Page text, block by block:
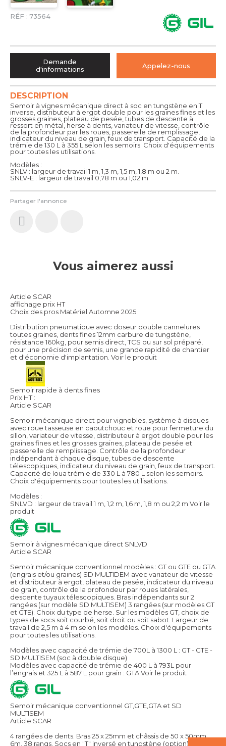
RÉF : 73564
Partager l'annonce
DESCRIPTION
Semoir à vignes mécanique direct à soc en tungstène en T
inverse, distributeur à ergot double pour les graines fines et les
grosses graines, plateau de pesée, tubes de descente à
ressort en métal, herse à dents, variateur de vitesse, contrôle
de la profondeur par les roues, passerelle de remplissage,
indicateur du niveau de grain, feux de transport. Capacité de la
trémie de 130 L à 355 L selon les semoirs. Choix d'équipements
pour toutes les utilisations.
Modèles :
SNLV : largeur de travail 1 m, 1,3 m, 1,5 m, 1,8 m ou 2 m.
SNLV-E : largeur de travail 0,78 m ou 1,02 m
Demande
d'informations
Appelez-nous
Vous aimerez aussi
Article SCAR
affichage prix HT
Choix des pros Matériel Automne 2025
Distribution pneumatique avec doseur double cannelures
toutes graines, dents fines 12mm carbure de tungstène,
résistance 160kg, pour semis direct, TCS ou sur sol préparé,
pour une précision de semis, une grande rapidité de chantier
et d'économie d'implantation. Voir le produit
Semoir rapide à dents fines
Prix HT :
Article SCAR
Semoir mécanique direct pour vignobles, système à disques
avec roue tasseuse en caoutchouc et roue pour fermeture du
sillon, variateur de vitesse, distributeur à ergot double pour les
graines fines et les grosses graines, plateau de pesée et
passerelle de remplissage. Contrôle de la profondeur
indépendant à chaque disque, tubes de descente
télescopiques, indicateur du niveau de grain, feux de transport.
Capacité de loua trémie de 330 L à 780 L selon les semoirs.
Choix d'équipements pour toutes les utilisations.
Modèles :
SNLVD : largeur de travail 1 m, 1,2 m, 1,6 m, 1,8 m ou 2,2 m Voir le
produit
Semoir à vignes mécanique direct SNLVD
Article SCAR
Semoir mécanique conventionnel modèles : GT ou GTE ou GTA
(engrais et/ou graines) SD MULTIDEM avec variateur de vitesse
et distributeur à ergot, plateau de pesée, indicateur du niveau
de grain, contrôle de la profondeur par roues latérales,
descente tuyaux télescopiques. Bras indépendants sur 2
rangées (sur modèle SD MULTISEM) 3 rangées (sur modèles GT
et GTE). Choix du type de herse. Sur les modèles GT, choix de
types de socs soit courbé, soit droit ou soit sabot. Largeur de
travail de 2,5 m à 4 m selon les modèles. Choix d'équipements
pour toutes les utilisations.
Modèles avec capacité de trémie de 700L à 1300 L : GT - GTE -
SD MULTISEM (soc à double disque)
Modèles avec capacité de trémie de 400 L à 793L pour
l’engrais et 325 L à 587 L pour grain : GTAVoir le produit
Semoir mécanique conventionnel GT,GTE,GTA et SD
MULTISEM
Article SCAR
4 rangées de dents. Bras 25 x 25mm et châssis de 50 x 50mm.
6m, 38 rangs. Socs en "T" inversé en tungstène (option). Le